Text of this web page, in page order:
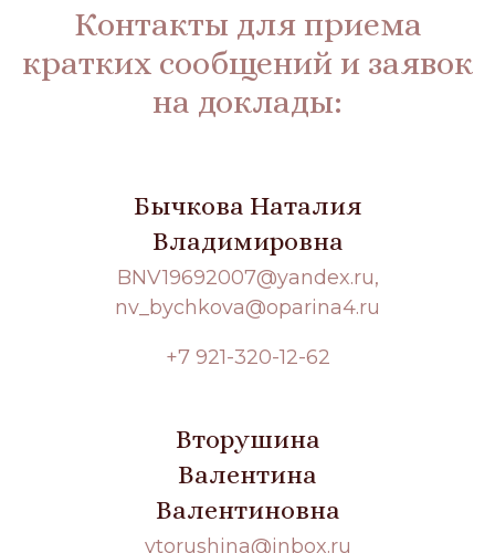
Контакты для приема
кратких сообщений и заявок
на доклады:
Бычкова Наталия
Владимировна
BNV19692007@yandex.ru,
nv_bychkova@oparina4.ru
+7 921-320-12-62
Вторушина
Валентина
Валентиновна
vtorushina@inbox.ru